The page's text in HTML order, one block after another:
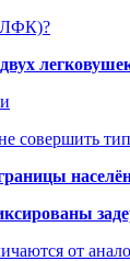
(ЛФК)?
совершить
от